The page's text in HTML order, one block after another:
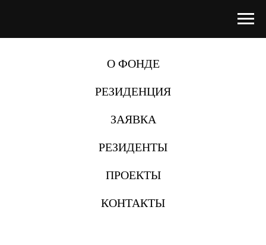
О ФОНДЕ
РЕЗИДЕНЦИЯ
ЗАЯВКА
РЕЗИДЕНТЫ
ПРОЕКТЫ
КОНТАКТЫ